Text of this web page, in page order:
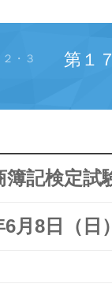
・３
第１
簿記検定試
6月8日（日